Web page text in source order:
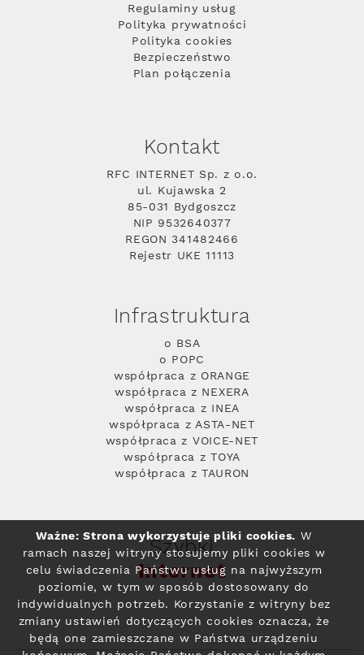
Regulaminy usług
Polityka prywatności
Polityka cookies
Bezpieczeństwo
Plan połączenia
Kontakt
RFC INTERNET Sp. z o.o.
ul. Kujawska 2
85-031 Bydgoszcz
NIP 9532640377
REGON 341482466
Rejestr UKE 11113
Infrastruktura
o BSA
o POPC
współpraca z ORANGE
współpraca z NEXERA
współpraca z INEA
współpraca z ASTA-NET
współpraca z VOICE-NET
współpraca z TOYA
współpraca z TAURON
Szybki
Internet
Ważne: Strona wykorzystuje pliki cookies. W
ramach naszej witryny stosujemy pliki cookies w
celu świadczenia Państwu usług na najwyższym
poziomie, w tym w sposób dostosowany do
indywidualnych potrzeb. Korzystanie z witryny bez
zmiany ustawień dotyczących cookies oznacza, że
będą one zamieszczane w Państwa urządzeniu